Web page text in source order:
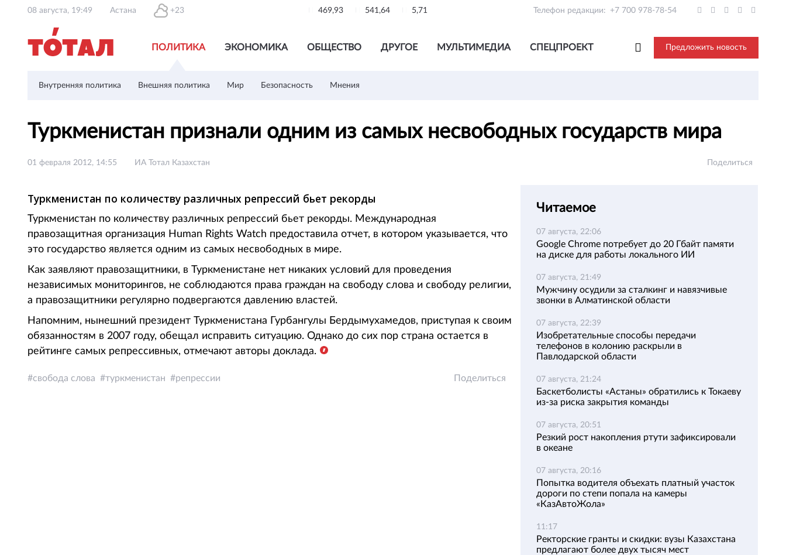
08 августа, 19:49 Астана +23 469,93 541,64 5,71 Телефон редакции: +7 700 978-78-54
ПОЛИТИКА ЭКОНОМИКА ОБЩЕСТВО ДРУГОЕ МУЛЬТИМЕДИА СПЕЦПРОЕКТ Предложить новость
Внутренняя политика Внешняя политика Мир Безопасность Мнения
Туркменистан признали одним из самых несвободных государств мира
01 февраля 2012, 14:55 ИА Тотал Казахстан Поделиться
Туркменистан по количеству различных репрессий бьет рекорды
Туркменистан по количеству различных репрессий бьет рекорды. Международная
правозащитная организация Human Rights Watch предоставила отчет, в котором указывается, что
это государство является одним из самых несвободных в мире.
Как заявляют правозащитники, в Туркменистане нет никаких условий для проведения
независимых мониторингов, не соблюдаются права граждан на свободу слова и свободу религии,
а правозащитники регулярно подвергаются давлению властей.
Напомним, нынешний президент Туркменистана Гурбангулы Бердымухамедов, приступая к своим
обязанностям в 2007 году, обещал исправить ситуацию. Однако до сих пор страна остается в
рейтинге самых репрессивных, отмечают авторы доклада.
свобода слова туркменистан репрессии Поделиться
Читаемое
07 августа, 22:06
Google Chrome потребует до 20 Гбайт памяти
на диске для работы локального ИИ
07 августа, 21:49
Мужчину осудили за сталкинг и навязчивые
звонки в Алматинской области
07 августа, 22:39
Изобретательные способы передачи
телефонов в колонию раскрыли в
Павлодарской области
07 августа, 21:24
Баскетболисты «Астаны» обратились к Токаеву
из-за риска закрытия команды
07 августа, 20:51
Резкий рост накопления ртути зафиксировали
в океане
07 августа, 20:16
Попытка водителя объехать платный участок
дороги по степи попала на камеры
«КазАвтоЖола»
11:17
Ректорские гранты и скидки: вузы Казахстана
предлагают более двух тысяч мест